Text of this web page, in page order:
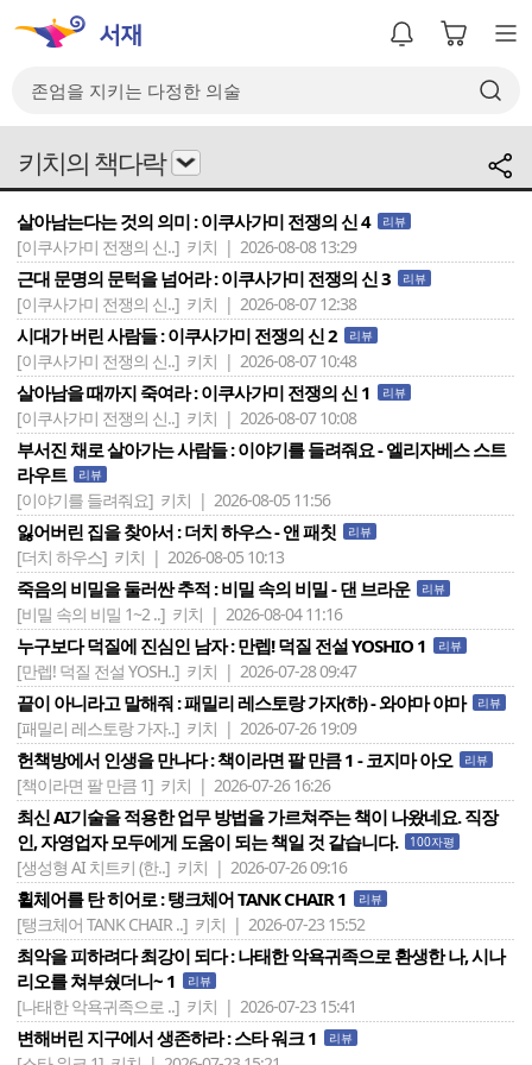
키치의 책다락
살아남는다는 것의 의미 : 이쿠사가미 전쟁의 신 4 리뷰
[이쿠사가미 전쟁의 신..] 키치 | 2026-08-08 13:29
근대 문명의 문턱을 넘어라 : 이쿠사가미 전쟁의 신 3 리뷰
[이쿠사가미 전쟁의 신..] 키치 | 2026-08-07 12:38
시대가 버린 사람들 : 이쿠사가미 전쟁의 신 2 리뷰
[이쿠사가미 전쟁의 신..] 키치 | 2026-08-07 10:48
살아남을 때까지 죽여라 : 이쿠사가미 전쟁의 신 1 리뷰
[이쿠사가미 전쟁의 신..] 키치 | 2026-08-07 10:08
부서진 채로 살아가는 사람들 : 이야기를 들려줘요 - 엘리자베스 스트
라우트
리뷰
[이야기를 들려줘요] 키치 | 2026-08-05 11:56
잃어버린 집을 찾아서 : 더치 하우스 - 앤 패칫 리뷰
[더치 하우스] 키치 | 2026-08-05 10:13
죽음의 비밀을 둘러싼 추적 : 비밀 속의 비밀 - 댄 브라운 리뷰
[비밀 속의 비밀 1~2 ..] 키치 | 2026-08-04 11:16
누구보다 덕질에 진심인 남자 : 만렙! 덕질 전설 YOSHIO 1 리뷰
[만렙! 덕질 전설 YOSH..] 키치 | 2026-07-28 09:47
끝이 아니라고 말해줘 : 패밀리 레스토랑 가자(하) - 와야마 야마 리뷰
[패밀리 레스토랑 가자..] 키치 | 2026-07-26 19:09
헌책방에서 인생을 만나다 : 책이라면 팔 만큼 1 - 코지마 아오 리뷰
[책이라면 팔 만큼 1] 키치 | 2026-07-26 16:26
최신 AI기술을 적용한 업무 방법을 가르쳐주는 책이 나왔네요. 직장
인, 자영업자 모두에게 도움이 되는 책일 것 같습니다.
100자평
[생성형 AI 치트키 (한..] 키치 | 2026-07-26 09:16
휠체어를 탄 히어로 : 탱크체어 TANK CHAIR 1 리뷰
[탱크체어 TANK CHAIR ..] 키치 | 2026-07-23 15:52
최악을 피하려다 최강이 되다 : 나태한 악욕귀족으로 환생한 나, 시나
리오를 쳐부쉈더니~ 1
리뷰
[나태한 악욕귀족으로 ..] 키치 | 2026-07-23 15:41
변해버린 지구에서 생존하라 : 스타 워크 1 리뷰